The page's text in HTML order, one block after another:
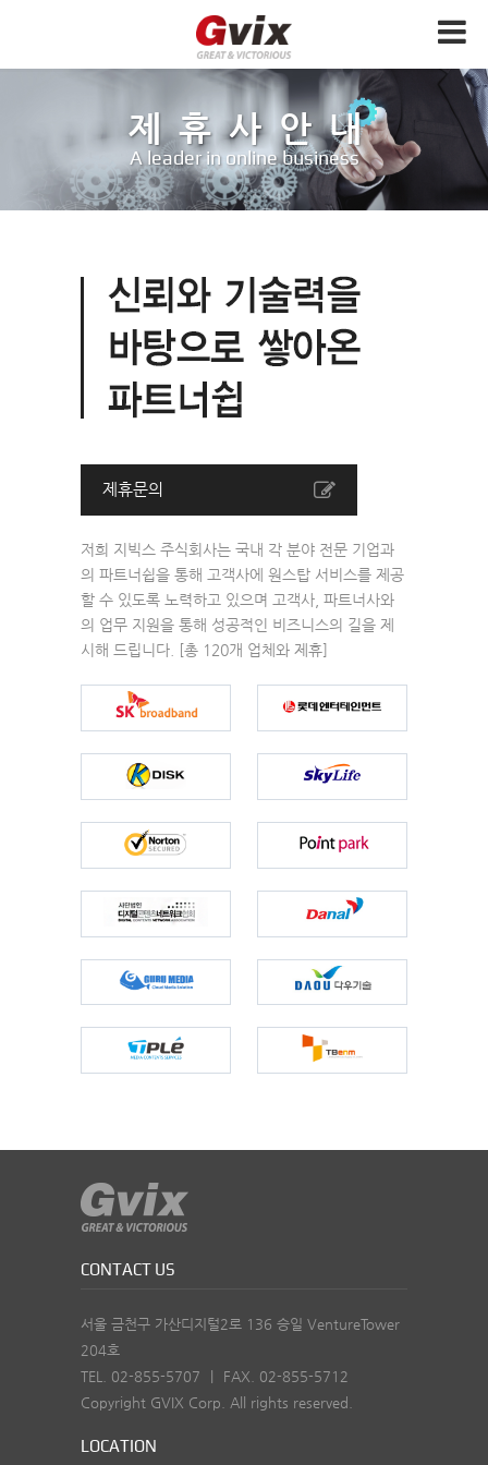
제휴사안내
A leader in online business
제휴문의
저희 지빅스 주식회사는 국내 각 분야 전문 기업과
의 파트너쉽을 통해 고객사에 원스탑 서비스를 제공
할 수 있도록 노력하고 있으며 고객사, 파트너사와
의 업무 지원을 통해 성공적인 비즈니스의 길을 제
시해 드립니다. [총 120개 업체와 제휴]
CONTACT US
서울 금천구 가산디지털2로 136 승일 VentureTower
204호
TEL. 02-855-5707
FAX. 02-855-5712
Copyright GVIX Corp. All rights reserved.
LOCATION